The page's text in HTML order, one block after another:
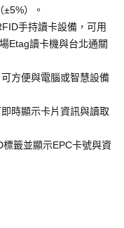
）。
手持讀卡設備，可用
Etag讀卡機與台北通關
方便與電腦或智慧設備
時顯示卡片資訊與讀取
籤並顯示EPC卡號與資